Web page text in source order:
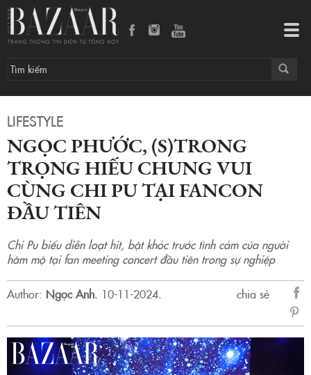
LIFESTYLE
NGỌC PHƯỚC, (S)TRONG
TRỌNG HIẾU CHUNG VUI
CÙNG CHI PU TẠI FANCON
ĐẦU TIÊN
Chi Pu biểu diễn loạt hit, bật khóc trước tình cảm của người
hâm mộ tại fan meeting concert đầu tiên trong sự nghiệp
Author: Ngọc Anh. 10-11-2024.
chia sẻ
sẻ